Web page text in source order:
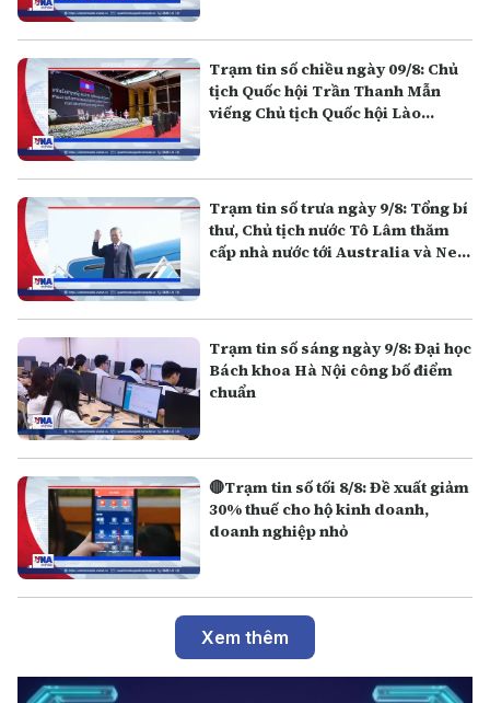
Trạm tin số chiều ngày 09/8: Chủ
tịch Quốc hội Trần Thanh Mẫn
viếng Chủ tịch Quốc hội Lào
Trạm tin số trưa ngày 9/8: Tổng bí
thư, Chủ tịch nước Tô Lâm thăm
cấp nhà nước tới Australia và New
Trạm tin số sáng ngày 9/8: Đại học
Bách khoa Hà Nội công bố điểm
chuẩn
🔴Trạm tin số tối 8/8: Đề xuất giảm
30% thuế cho hộ kinh doanh,
doanh nghiệp nhỏ
Xem thêm